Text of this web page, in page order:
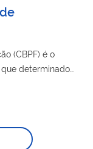
(CBPF) é o
determinado
de Fabricação.
e/ou
pela Anvisa
cumpre com as
ou Boas Práticas